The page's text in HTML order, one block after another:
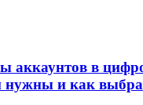
аккаунтов в
нужны и как